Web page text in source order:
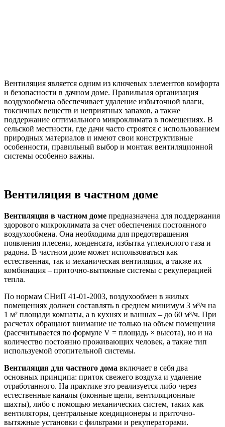
Вентиляция является одним из ключевых элементов комфорта
и безопасности в дачном доме. Правильная организация
воздухообмена обеспечивает удаление избыточной влаги,
токсичных веществ и неприятных запахов, а также
поддержание оптимального микроклимата в помещениях. В
сельской местности, где дачи часто строятся с использованием
природных материалов и имеют свои конструктивные
особенности, правильный выбор и монтаж вентиляционной
системы особенно важны.
Вентиляция в частном доме
Вентиляция в частном доме предназначена для поддержания
здорового микроклимата за счет обеспечения постоянного
воздухообмена. Она необходима для предотвращения
появления плесени, конденсата, избытка углекислого газа и
радона. В частном доме может использоваться как
естественная, так и механическая вентиляция, а также их
комбинация – приточно-вытяжные системы с рекуперацией
тепла.
По нормам СНиП 41-01-2003, воздухообмен в жилых
помещениях должен составлять в среднем минимум 3 м³/ч на
1 м² площади комнаты, а в кухнях и ванных – до 60 м³/ч. При
расчетах обращают внимание не только на объем помещения
(рассчитывается по формуле V = площадь × высота), но и на
количество постоянно проживающих человек, а также тип
используемой отопительной системы.
Вентиляция для частного дома включает в себя два
основных принципа: приток свежего воздуха и удаление
отработанного. На практике это реализуется либо через
естественные каналы (оконные щели, вентиляционные
шахты), либо с помощью механических систем, таких как
вентиляторы, центральные кондиционеры и приточно-
вытяжные установки с фильтрами и рекуператорами.